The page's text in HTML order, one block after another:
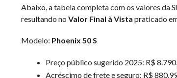
Abaixo, a tabela completa com os valores da
resultando no Valor Final à Vista praticado
Modelo: Phoenix 50 S
Preço público sugerido 2025: R$
Acréscimo de frete e seguro: R$